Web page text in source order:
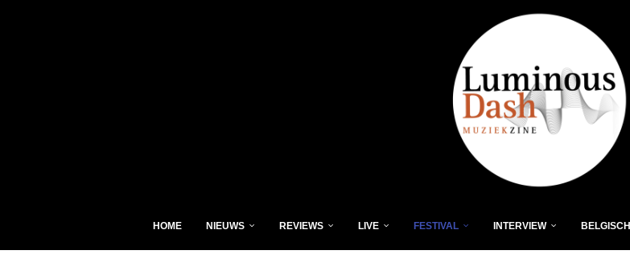
HOME NIEUWS REVIEWS LIVE FESTIVAL INTERVIEW BELGISCH